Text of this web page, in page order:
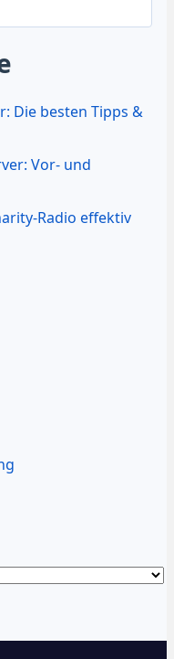
Die besten Tipps &
Vor- und
Radio effektiv